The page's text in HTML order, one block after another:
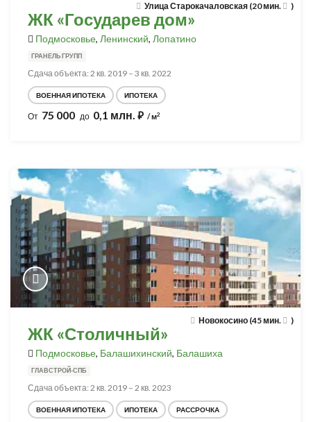
Улица Старокачаловская (20 мин. )
ЖК «Государев дом»
Подмосковье, Ленинский, Лопатино
ГРАНЕЛЬ ГРУПП
Сдача объекта: 2 кв. 2019 – 3 кв. 2022
ВОЕННАЯ ИПОТЕКА ИПОТЕКА
От 75 000 до 0,1 млн. ⃏ / м2
Новокосино (45 мин. )
ЖК «Столичный»
Подмосковье, Балашихинский, Балашиха
ГЛАВСТРОЙ-СПБ
Сдача объекта: 2 кв. 2019 – 2 кв. 2023
ВОЕННАЯ ИПОТЕКА ИПОТЕКА РАССРОЧКА